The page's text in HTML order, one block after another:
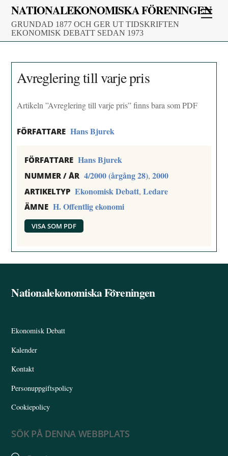
Skip
content
NATIONALEKONOMISKA FÖRENINGEN
GRUNDAD 1877 OCH GER UT TIDSKRIFTEN
EKONOMISK DEBATT SEDAN 1973
Avreglering till varje pris
Artikeln ”Avreglering till varje pris” finns bara som PDF
FÖRFATTARE Hans Bjurek
FÖRFATTARE Hans Bjurek
NUMMER / ÅR 4/2000 (årgång 28),2000
ARTIKELTYP Ekonomisk Debatt,Ledare
ÄMNE H. Offentlig ekonomi
VISA SOM PDF
Back
Nationalekonomiska Föreningen
Ekonomisk Debatt
Kalender
Kontakt
Personuppgiftspolicy
Cookiepolicy
SÖK PÅ DENNA WEBBPLATS